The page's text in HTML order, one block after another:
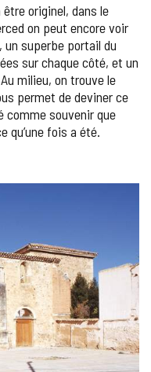
être originel, dans le
on peut encore voir
superbe portail du
sur chaque côté, et un
milieu, on trouve le
permet de deviner ce
comme souvenir que
qu’une fois a été.